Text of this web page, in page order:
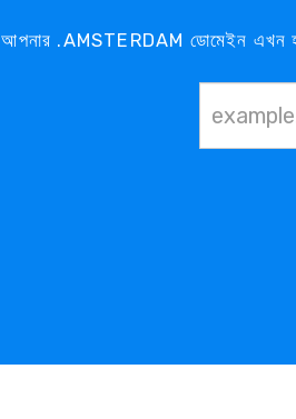
আপনার .AMSTERDAM ডোমেইন এখন